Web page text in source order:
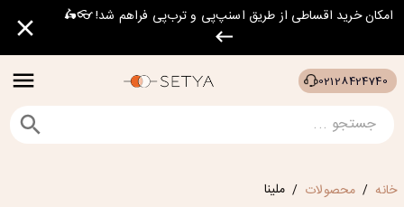
امکان خرید اقساطی از طریق اسنپ‌پی و ترب‌پی فراهم شد! 👓🛵
02128424740
خانه / محصولات / ملینا